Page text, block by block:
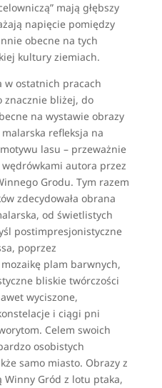
mają głębszy
napięcie pomiędzy
obecne na tych
kultury ziemiach.
w ostatnich pracach
znacznie bliżej, do
na wystawie obrazy
refleksja na
lasu – przeważnie
autora przez
Grodu. Tym razem
zdecydowała obrana
od świetlistych
postimpresjonistyczne
poprzez
plam barwnych,
bliskie twórczości
wyciszone,
i ciągi pni
Celem swoich
osobistych
samo miasto. Obrazy z
Winny Gród z lotu ptaka,